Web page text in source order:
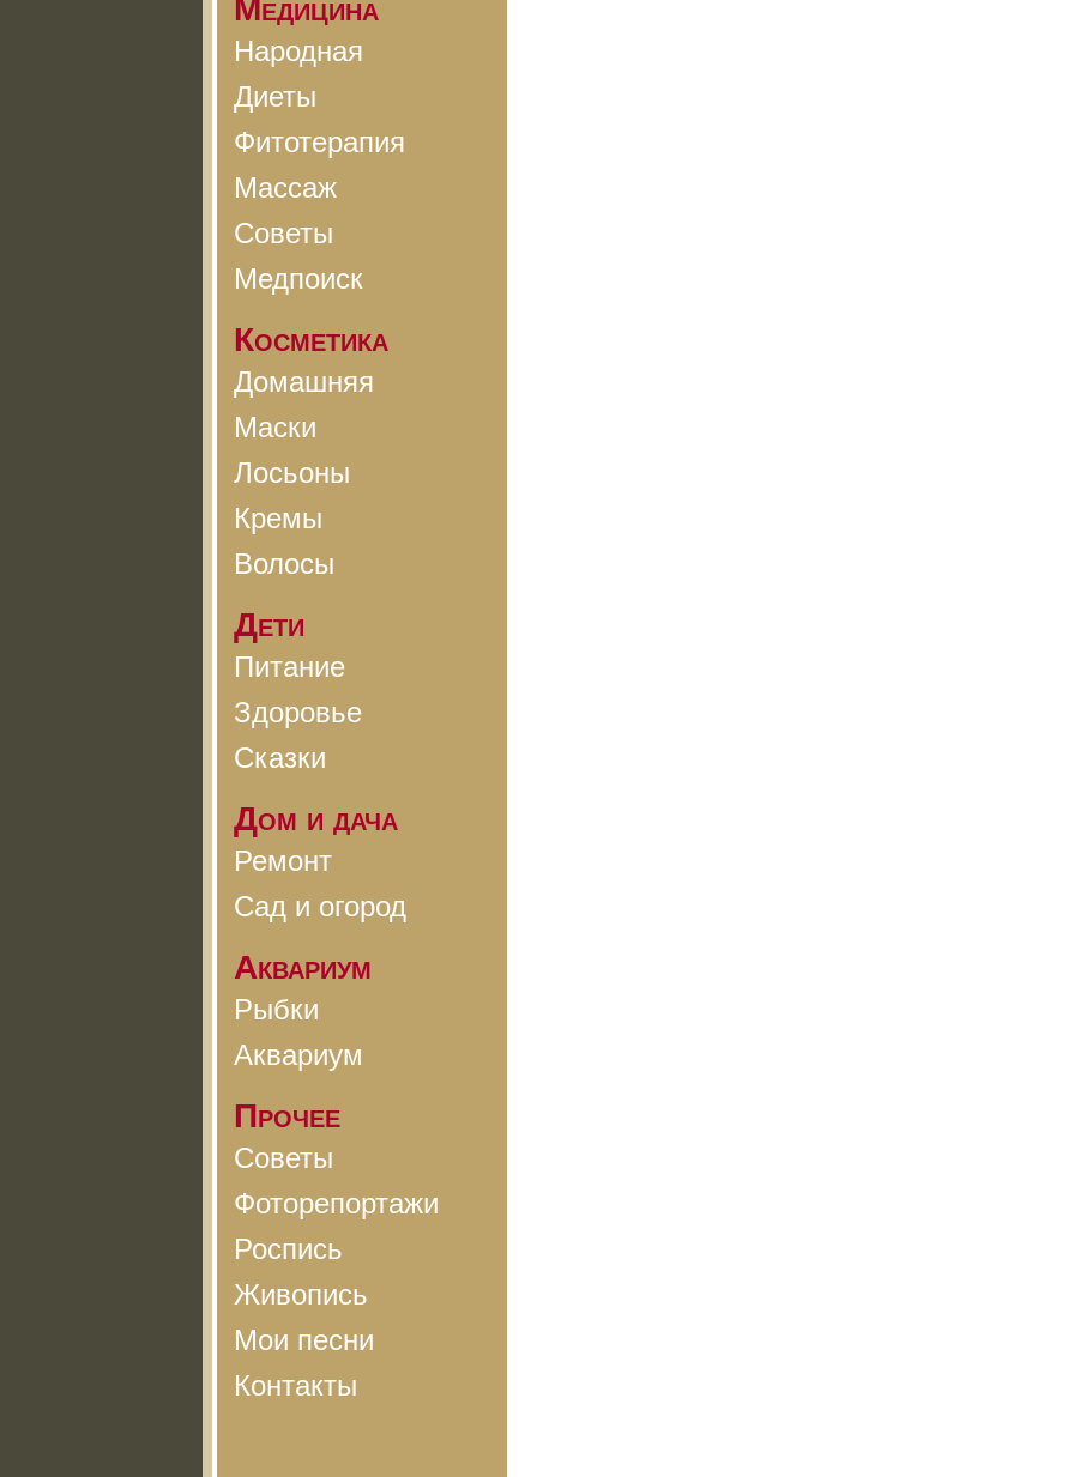
Медицина
Народная
Диеты
Фитотерапия
Массаж
Советы
Медпоиск
Косметика
Домашняя
Маски
Лосьоны
Кремы
Волосы
Дети
Питание
Здоровье
Сказки
Дом и дача
Ремонт
Сад и огород
Аквариум
Рыбки
Аквариум
Прочее
Советы
Фоторепортажи
Роспись
Живопись
Мои песни
Контакты